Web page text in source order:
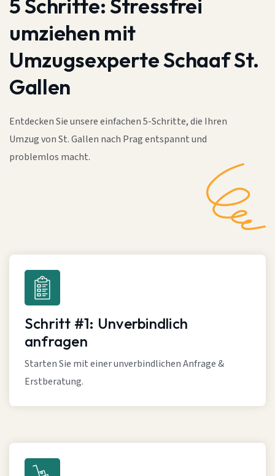
5 Schritte:Stressfrei
umziehen mit
Umzugsexperte Schaaf St.
Gallen
Entdecken Sie unsere einfachen 5-Schritte, die Ihren
Umzug von St. Gallen nach Prag entspannt und
problemlos macht.
Schritt #1: Unverbindlich
anfragen
Starten Sie mit einer unverbindlichen Anfrage &
Erstberatung.